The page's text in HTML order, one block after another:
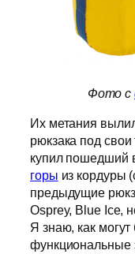
Фото с
Их метания
рюкзака под
купил пошедший
горы из кордуры
предыдущие
Osprey, Blue Ice,
Я знаю, как
функциональные